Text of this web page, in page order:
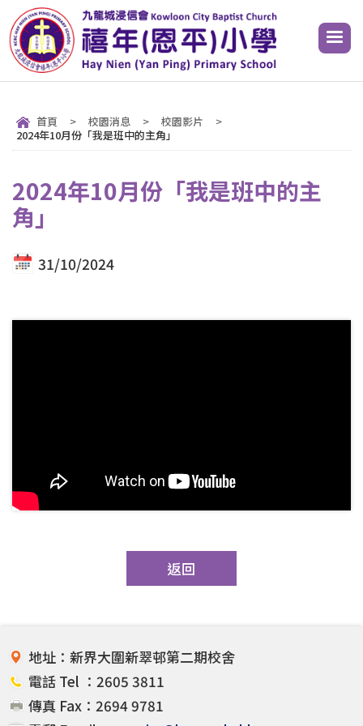
首頁 > 校園消息 > 校園影片
>
2024年10月份「我是班中的主角」
2024年10月份「我是班中的主
角」
31/10/2024
返回
地址：新界大圍新翠邨第二期校舍
電話 Tel ：2605 3811
傳真 Fax：2694 9781